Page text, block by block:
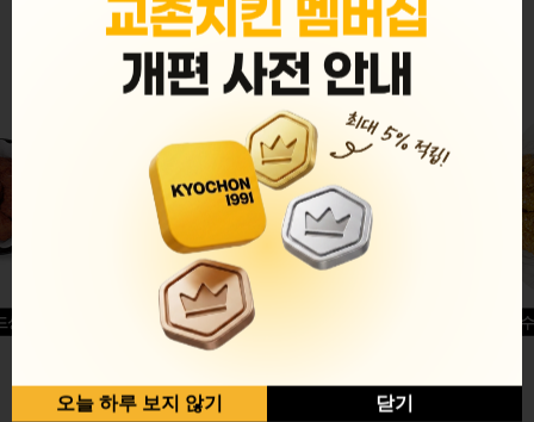
MENU
글윙
반반순살[레드+허니]
허니옥
오늘 하루 보지 않기 닫기